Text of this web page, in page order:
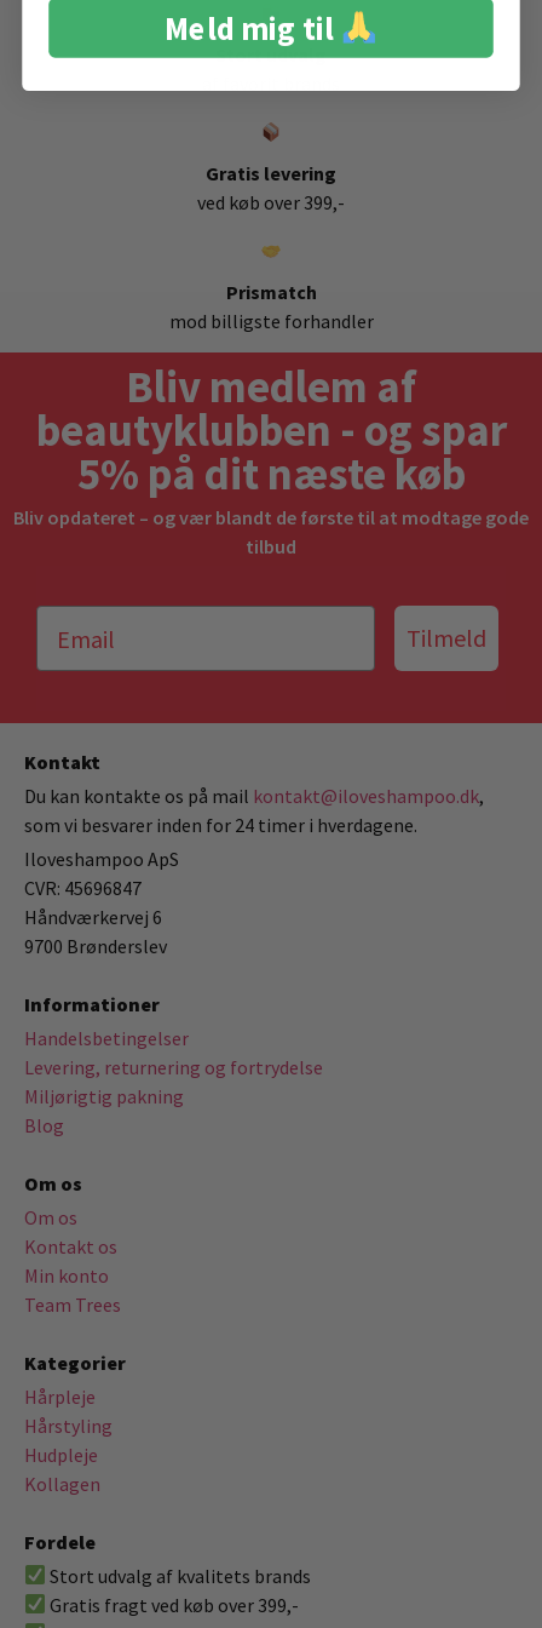
Stort udvalg
Gratis levering
ved køb over 399,-
Prismatch
mod billigste forhandler
Bliv medlem af
beautyklubben - og spar
5% på dit næste køb
Bliv opdateret – og vær blandt de første til at modtage gode
tilbud
Tilmeld
Kontakt
Du kan kontakte os på mail kontakt@iloveshampoo.dk,
som vi besvarer inden for 24 timer i hverdagene.
Iloveshampoo ApS
CVR: 45696847
Håndværkervej 6
9700 Brønderslev
Informationer
Handelsbetingelser
Levering, returnering og fortrydelse
Miljørigtig pakning
Blog
Om os
Om os
Kontakt os
Min konto
Team Trees
Kategorier
Hårpleje
Hårstyling
Hudpleje
Kollagen
Fordele
Stort udvalg af kvalitets brands
Gratis fragt ved køb over 399,-
Meld mig til